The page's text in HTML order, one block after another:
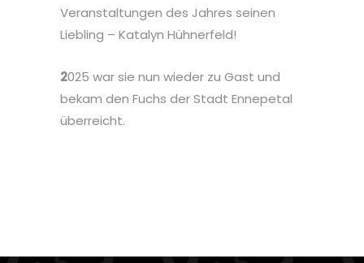
Veranstaltungen des Jahres seinen
Liebling – Katalyn Hühnerfeld!
2025 war sie nun wieder zu Gast und
bekam den Fuchs der Stadt Ennepetal
überreicht.